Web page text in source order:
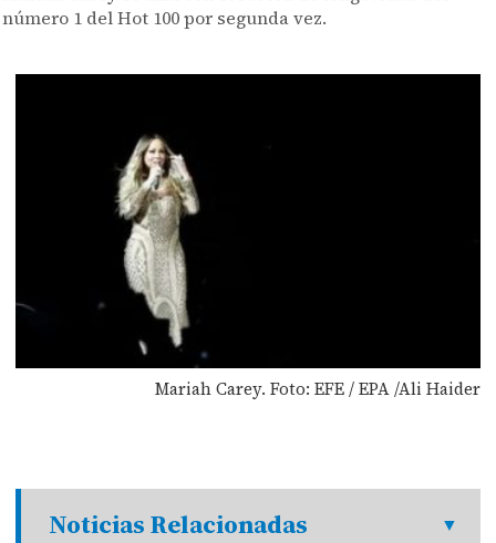
número 1 del Hot 100 por segunda vez.
Mariah Carey. Foto: EFE / EPA /Ali Haider
Noticias Relacionadas